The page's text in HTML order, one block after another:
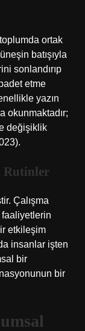
ortak
batışıyla
sonlandırıp
etme
yazın
okunmaktadır;
değişiklik
Rutinler
Çalışma
faaliyetlerin
etkileşim
insanlar işten
bir
bir